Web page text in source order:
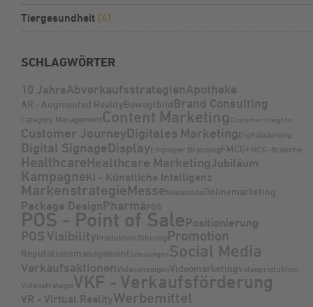
Tiergesundheit (4)
SCHLAGWÖRTER
10 JahreAbverkaufsstrategienApotheke
AR - Augmented RealityBewegtbild Brand Consulting
Category Management Content Marketing Customer Insights
Customer JourneyDigitales Marketing Digitalisierung
Digital SignageDisplayEmployer BrandingFMCGFMCG-Branche
HealthcareHealthcare MarketingJubiläum
KampagneKI - Künstliche Intelligenz
MarkenstrategieMesseNeukundeOnlinemarketing
Package DesignPharmaPOS
POS - Point of Sale Positionierung
POS VisibilityProdukteinführung Promotion
Reputationsmanagement Schulungen Social Media
Verkaufsaktionen Videoanzeigen Videomarketing Videoproduktion
VideostrategieVKF - Verkaufsförderung
VR - Virtual RealityWerbemittel